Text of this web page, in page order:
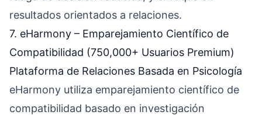
resultados orientados a relaciones.
7. eHarmony – Emparejamiento Científico de
Compatibilidad (750,000+ Usuarios Premium)
Plataforma de Relaciones Basada en Psicología
eHarmony utiliza emparejamiento científico de
compatibilidad basado en investigación